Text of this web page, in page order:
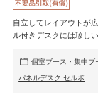
自立してレイアウトが
ル付きデスクには珍し
個室ブース・集中ブ
パネルデスク セルボ